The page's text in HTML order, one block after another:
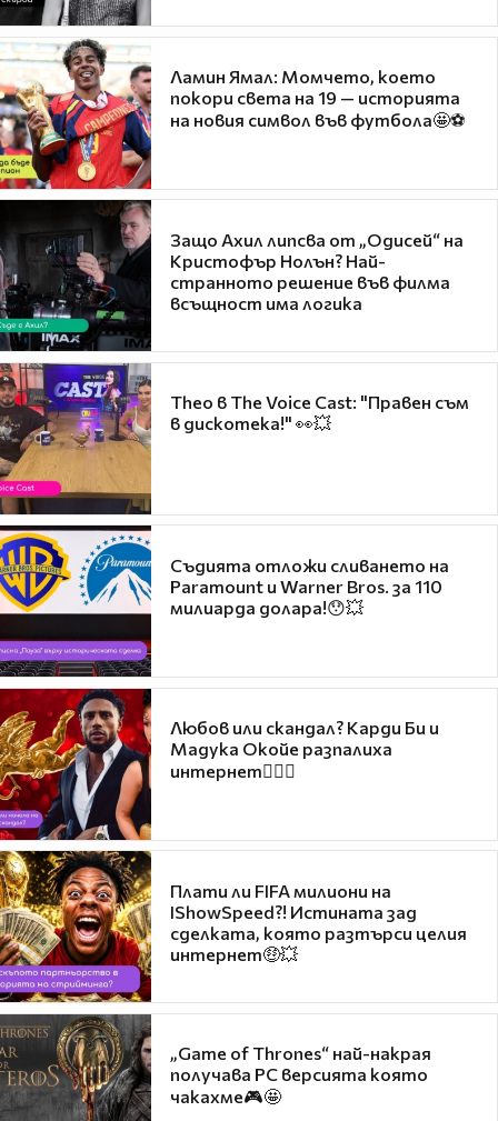
Ламин Ямал: Момчето, което
покори света на 19 — историята
на новия символ във футбола🤩⚽
Защо Ахил липсва от „Одисей“ на
Кристофър Нолън? Най-
странното решение във филма
всъщност има логика
Theo в The Voice Cast: "Правен съм
в дискотека!" 👀💥
Съдията отложи сливането на
Paramount и Warner Bros. за 110
милиарда долара!😯💥
Любов или скандал? Карди Би и
Мадука Окойе разпалиха
интернет❤️‍🔥🔥
Плати ли FIFA милиони на
IShowSpeed?! Истината зад
сделката, която разтърси целия
интернет🤑💥
„Game of Thrones“ най-накрая
получава PC версията която
чакахме🎮🤩